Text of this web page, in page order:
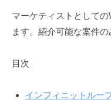
ン
実
マーケティストとして
ます。紹介可能な案件の
目次
インフィニットルー